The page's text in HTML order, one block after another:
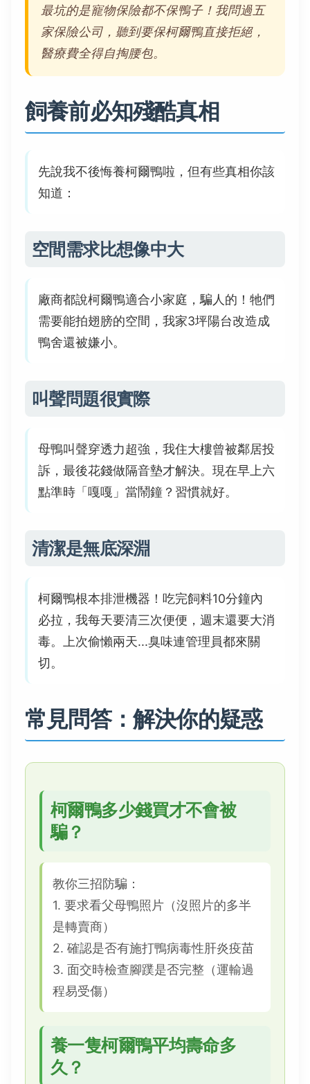
最坑的是寵物保險都不保鴨子！我問過五
家保險公司，聽到要保柯爾鴨直接拒絕，
醫療費全得自掏腰包。
飼養前必知殘酷真相
先說我不後悔養柯爾鴨啦，但有些真相你該
知道：
空間需求比想像中大
廠商都說柯爾鴨適合小家庭，騙人的！牠們
需要能拍翅膀的空間，我家3坪陽台改造成
鴨舍還被嫌小。
叫聲問題很實際
母鴨叫聲穿透力超強，我住大樓曾被鄰居投
訴，最後花錢做隔音墊才解決。現在早上六
點準時「嘎嘎」當鬧鐘？習慣就好。
清潔是無底深淵
柯爾鴨根本排泄機器！吃完飼料10分鐘內
必拉，我每天要清三次便便，週末還要大消
毒。上次偷懶兩天...臭味連管理員都來關
切。
常見問答：解決你的疑惑
柯爾鴨多少錢買才不會被
騙？
教你三招防騙：
1. 要求看父母鴨照片（沒照片的多半
是轉賣商）
2. 確認是否有施打鴨病毒性肝炎疫苗
3. 面交時檢查腳蹼是否完整（運輸過
程易受傷）
養一隻柯爾鴨平均壽命多
久？